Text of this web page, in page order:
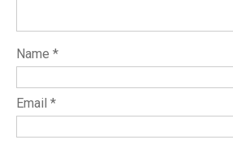
Name *
Email *